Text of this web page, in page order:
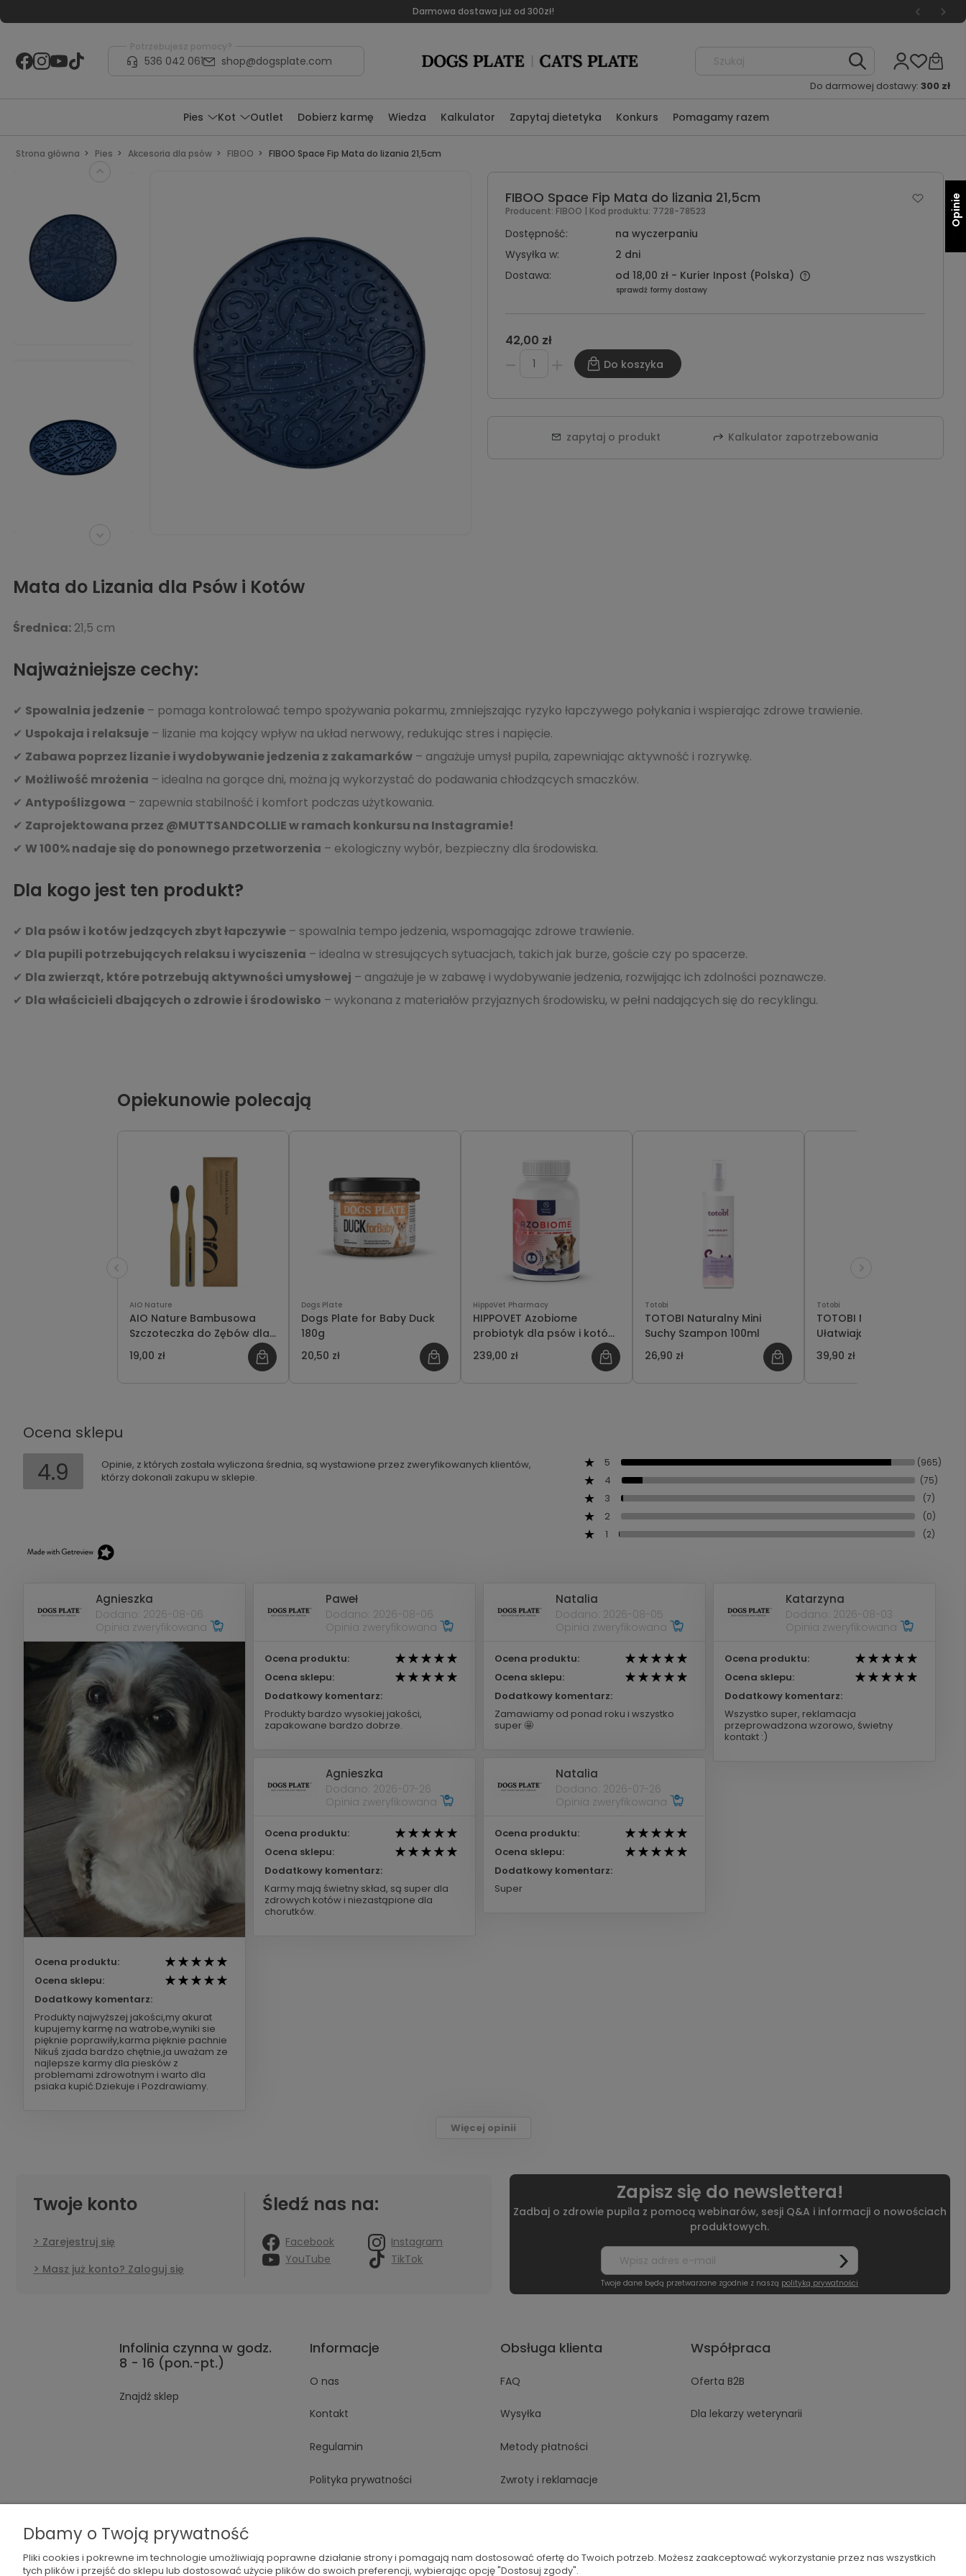
Darmowa dostawa już od 300zł!
Potrzebujesz pomocy?
536 042 061 shop@dogsplate.com
Do darmowej dostawy: 300 zł
Pies Kot Outlet Dobierz karmę Wiedza Kalkulator Zapytaj dietetyka Konkurs Pomagamy razem
Strona główna Pies Akcesoria dla psów FIBOO FIBOO Space Fip Mata do lizania 21,5cm
FIBOO Space Fip Mata do lizania 21,5cm
Producent: FIBOO | Kod produktu: 7728-78523
Dostępność:
na wyczerpaniu
Wysyłka w:
2 dni
Dostawa:
od 18,00 zł - Kurier Inpost (Polska)
sprawdź formy dostawy
42,00 zł
Do koszyka
zapytaj o produkt Kalkulator zapotrzebowania
Mata do Lizania dla Psów i Kotów
Średnica: 21,5 cm
Najważniejsze cechy:
✔ Spowalnia jedzenie – pomaga kontrolować tempo spożywania pokarmu, zmniejszając ryzyko łapczywego połykania i wspierając zdrowe trawienie.
✔ Uspokaja i relaksuje – lizanie ma kojący wpływ na układ nerwowy, redukując stres i napięcie.
✔ Zabawa poprzez lizanie i wydobywanie jedzenia z zakamarków – angażuje umysł pupila, zapewniając aktywność i rozrywkę.
✔ Możliwość mrożenia – idealna na gorące dni, można ją wykorzystać do podawania chłodzących smaczków.
✔ Antypoślizgowa – zapewnia stabilność i komfort podczas użytkowania.
✔ Zaprojektowana przez @MUTTSANDCOLLIE w ramach konkursu na Instagramie!
✔ W 100% nadaje się do ponownego przetworzenia – ekologiczny wybór, bezpieczny dla środowiska.
Dla kogo jest ten produkt?
✔ Dla psów i kotów jedzących zbyt łapczywie – spowalnia tempo jedzenia, wspomagając zdrowe trawienie.
✔ Dla pupili potrzebujących relaksu i wyciszenia – idealna w stresujących sytuacjach, takich jak burze, goście czy po spacerze.
✔ Dla zwierząt, które potrzebują aktywności umysłowej – angażuje je w zabawę i wydobywanie jedzenia, rozwijając ich zdolności poznawcze.
✔ Dla właścicieli dbających o zdrowie i środowisko – wykonana z materiałów przyjaznych środowisku, w pełni nadających się do recyklingu.
Opiekunowie polecają
AIO Nature
AIO Nature Bambusowa
Szczoteczka do Zębów dla
Zwierząt
19,00 zł
Dogs Plate
Dogs Plate for Baby Duck
180g
20,50 zł
HippoVet Pharmacy
HIPPOVET Azobiome
probiotyk dla psów i kotów
– wsparcie w terapii chorób
nerek 50kaps
239,00 zł
Totobi
TOTOBI Naturalny Mini
Suchy Szampon 100ml
26,90 zł
Totobi
TOTOBI Naturalna Mgiełka
Ułatwiająca Rozczesywanie
300ml
39,90 zł
Ocena sklepu
4.9
Opinie, z których została wyliczona średnia, są wystawione przez zweryfikowanych klientów,
którzy dokonali zakupu w sklepie.
5 (965)
4 (75)
3 (7)
2 (0)
1 (2)
Agnieszka
Dodano: 2026-08-06
Opinia zweryfikowana
Ocena produktu:
Ocena sklepu:
Dodatkowy komentarz:
Produkty najwyższej jakości,my akurat
kupujemy karmę na watrobe,wyniki sie
pięknie poprawiły,karma pięknie pachnie
Nikuś zjada bardzo chętnie,ja uważam ze
najlepsze karmy dla piesków z
problemami zdrowotnym i warto dla
psiaka kupić.Dziekuje i Pozdrawiamy.
Paweł
Dodano: 2026-08-06
Opinia zweryfikowana
Ocena produktu:
Ocena sklepu:
Dodatkowy komentarz:
Produkty bardzo wysokiej jakości,
zapakowane bardzo dobrze.
Natalia
Dodano: 2026-08-05
Opinia zweryfikowana
Ocena produktu:
Ocena sklepu:
Dodatkowy komentarz:
Zamawiamy od ponad roku i wszystko
super 🤩
Katarzyna
Dodano: 2026-08-03
Opinia zweryfikowana
Ocena produktu:
Ocena sklepu:
Dodatkowy komentarz:
Wszystko super, reklamacja
przeprowadzona wzorowo, świetny
kontakt :)
Agnieszka
Dodano: 2026-07-26
Opinia zweryfikowana
Ocena produktu:
Ocena sklepu:
Dodatkowy komentarz:
Karmy mają świetny skład, są super dla
zdrowych kotów i niezastąpione dla
chorutków.
Natalia
Dodano: 2026-07-26
Opinia zweryfikowana
Ocena produktu:
Ocena sklepu:
Dodatkowy komentarz:
Super
Więcej opinii
Twoje konto
Zarejestruj się
Masz już konto? Zaloguj się
Śledź nas na:
Facebook
Instagram
YouTube
TikTok
Zapisz się do newslettera!
Zadbaj o zdrowie pupila z pomocą webinarów, sesji Q&A i informacji o nowościach
produktowych.
Twoje dane będą przetwarzane zgodnie z naszą polityką prywatności
Infolinia czynna w godz.
8 - 16 (pon.-pt.)
Znajdź sklep
Informacje
O nas
Kontakt
Regulamin
Polityka prywatności
Obsługa klienta
FAQ
Wysyłka
Metody płatności
Zwroty i reklamacje
Współpraca
Oferta B2B
Dla lekarzy weterynarii
Dbamy o Twoją prywatność
Pliki cookies i pokrewne im technologie umożliwiają poprawne działanie strony i pomagają nam dostosować ofertę do Twoich potrzeb. Możesz zaakceptować wykorzystanie przez nas wszystkich
tych plików i przejść do sklepu lub dostosować użycie plików do swoich preferencji, wybierając opcję "Dostosuj zgody".
Opinie